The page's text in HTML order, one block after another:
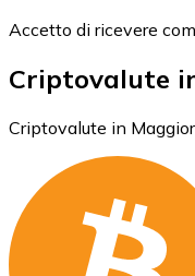
Accetto di ricevere
Criptovalute
Criptovalute in